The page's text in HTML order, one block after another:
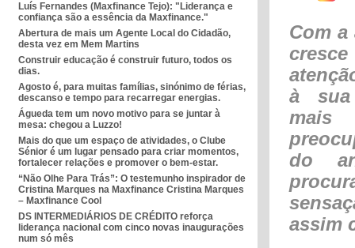
Luís Fernandes (Maxfinance Tejo): "Liderança e
confiança são a essência da Maxfinance."
Abertura de mais um Agente Local do Cidadão,
desta vez em Mem Martins
Construir educação é construir futuro, todos os
dias.
Agosto é, para muitas famílias, sinónimo de férias,
descanso e tempo para recarregar energias.
Águeda tem um novo motivo para se juntar à
mesa: chegou a Luzzo!
Mais do que um espaço de atividades, o Clube
Sénior é um lugar pensado para criar momentos,
fortalecer relações e promover o bem-estar.
“Não Olhe Para Trás”: O testemunho inspirador de
Cristina Marques na Maxfinance Cristina Marques
– Maxfinance Cool
DS INTERMEDIÁRIOS DE CRÉDITO reforça
liderança nacional com cinco novas inaugurações
num só mês
Com a
à sua
mais
do
assim